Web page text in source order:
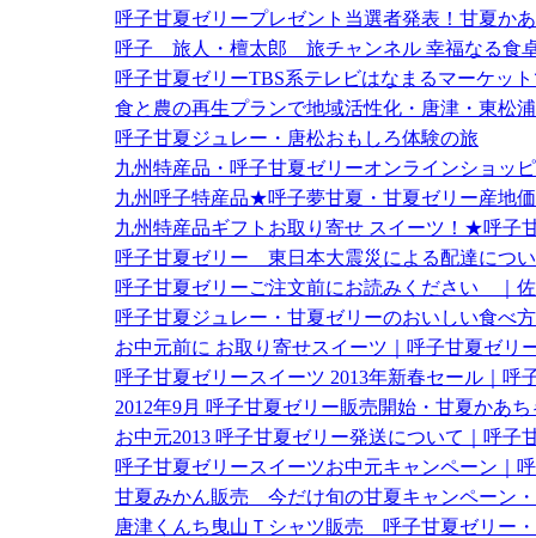
呼子甘夏ゼリープレゼント当選者発表！甘夏か
呼子 旅人・檀太郎 旅チャンネル 幸福なる食
呼子甘夏ゼリーTBS系テレビはなまるマーケッ
食と農の再生プランで地域活性化・唐津・東松
呼子甘夏ジュレー・唐松おもしろ体験の旅
九州特産品・呼子甘夏ゼリーオンラインショッ
九州呼子特産品★呼子夢甘夏・甘夏ゼリー産地
九州特産品ギフトお取り寄せ スイーツ！★呼子
呼子甘夏ゼリー 東日本大震災による配達につ
呼子甘夏ゼリーご注文前にお読みください ｜
呼子甘夏ジュレー・甘夏ゼリーのおいしい食べ方
お中元前に お取り寄せスイーツ｜呼子甘夏ゼリ
呼子甘夏ゼリースイーツ 2013年新春セール｜呼
2012年9月 呼子甘夏ゼリー販売開始・甘夏かあち
お中元2013 呼子甘夏ゼリー発送について｜呼子
呼子甘夏ゼリースイーツお中元キャンペーン｜
甘夏みかん販売 今だけ旬の甘夏キャンペーン
唐津くんち曳山Ｔシャツ販売 呼子甘夏ゼリー